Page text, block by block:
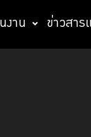
งาน ข่าวสาร